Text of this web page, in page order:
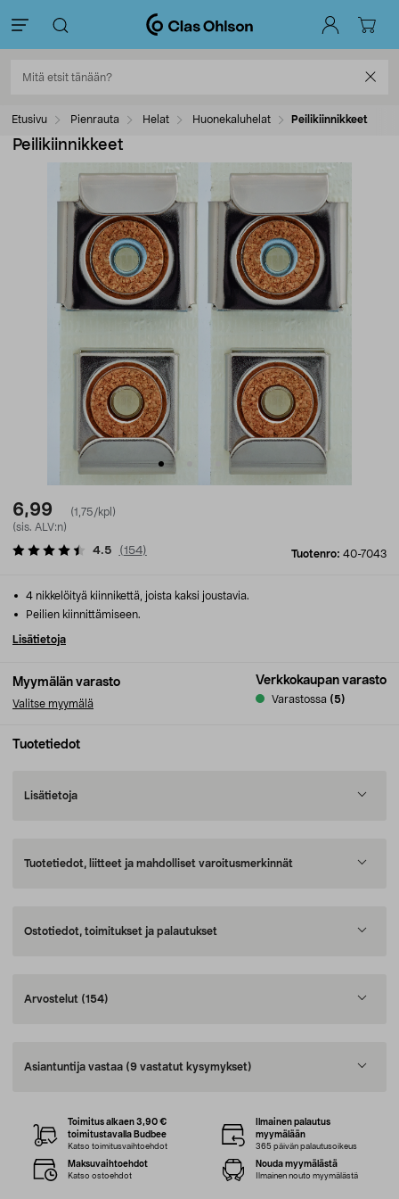
Etusivu Pienrauta Helat Huonekaluhelat Peilikiinnikkeet
Peilikiinnikkeet
6,99
(1,75/kpl)
(sis. ALV:n)
Tuotenro: 40-7043
4.5 (154)
Myymälän varasto
Valitse myymälä
Verkkokaupan varasto
Varastossa (5)
4 nikkelöityä kiinnikettä, joista kaksi joustavia.
Peilien kiinnittämiseen.
Lisätietoja
Tuotetiedot
Lisätietoja
Tuotetiedot, liitteet ja mahdolliset varoitusmerkinnät
Ostotiedot, toimitukset ja palautukset
Arvostelut (154)
Asiantuntija vastaa (9 vastatut kysymykset)
Toimitus alkaen 3,90 €
toimitustavalla Budbee
Katso toimitusvaihtoehdot
Ilmainen palautus
myymälään
365 päivän palautusoikeus
Maksuvaihtoehdot
Katso ostoehdot
Nouda myymälästä
Ilmainen nouto myymälästä